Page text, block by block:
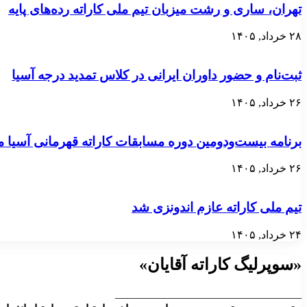
تهران، ساری و رشت میزبان تیم ملی کاراته رده‌های پایه
۲۸ خرداد, ۱۴۰۵
ثبت‌نام و حضور داوران ایرانی در کلاس تمدید درجه آسیا
۲۶ خرداد, ۱۴۰۵
برنامه بیست‌ودومین دوره مسابقات کاراته قهرمانی
۲۶ خرداد, ۱۴۰۵
تیم ملی کاراته عازم اندونزی شد
۲۴ خرداد, ۱۴۰۵
«سوپرلیگ کاراته آقایان»